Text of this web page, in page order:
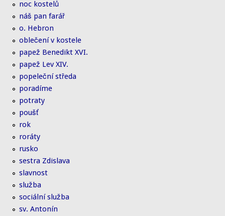
noc kostelů
náš pan farář
o. Hebron
oblečení v kostele
papež Benedikt XVI.
papež Lev XIV.
popeleční středa
poradíme
potraty
poušť
rok
roráty
rusko
sestra Zdislava
slavnost
služba
sociální služba
sv. Antonín